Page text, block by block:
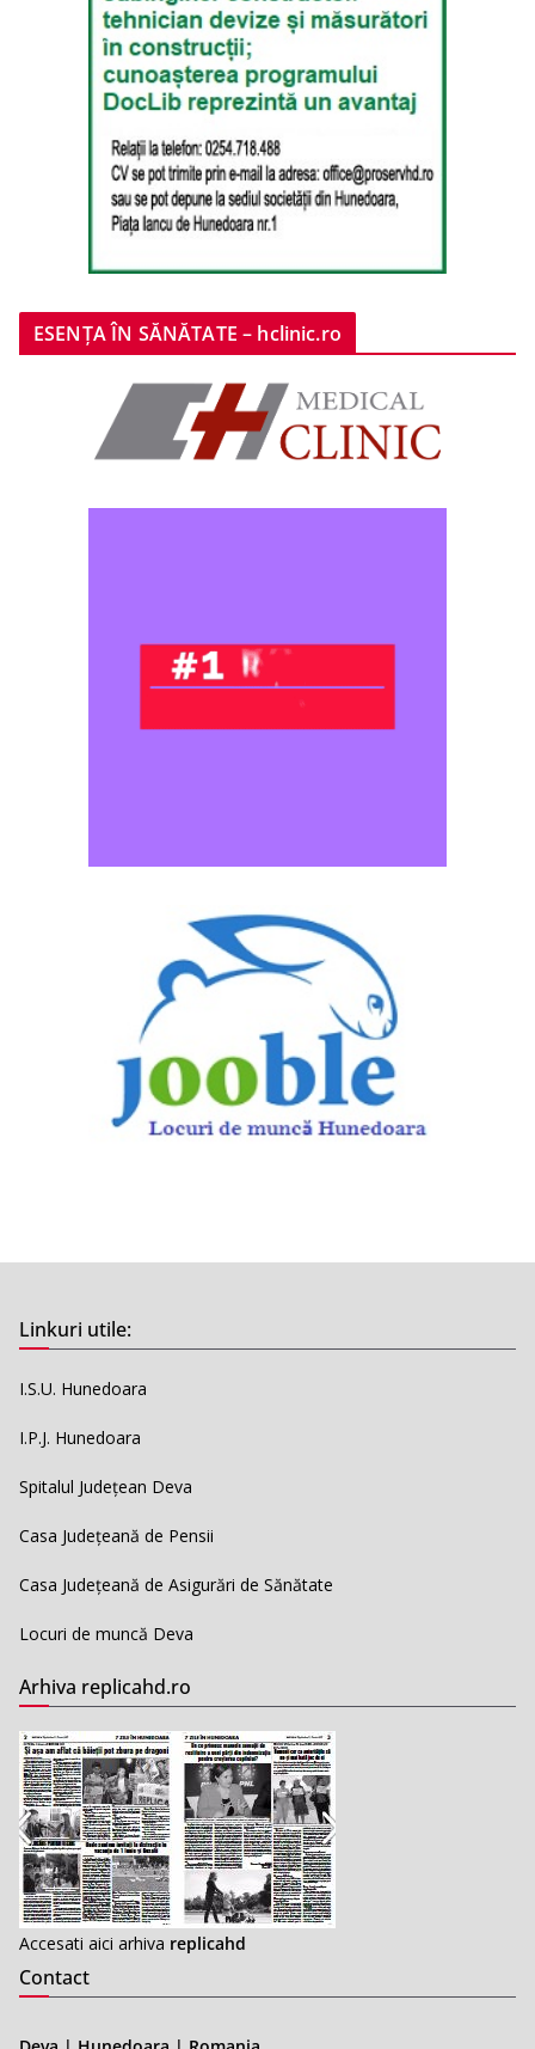
ESENȚA ÎN SĂNĂTATE – hclinic.ro
Linkuri utile:
I.S.U. Hunedoara
I.P.J. Hunedoara
Spitalul Județean Deva
Casa Județeană de Pensii
Casa Județeană de Asigurări de Sănătate
Locuri de muncă Deva
Arhiva replicahd.ro
Accesati aici arhiva replicahd
Contact